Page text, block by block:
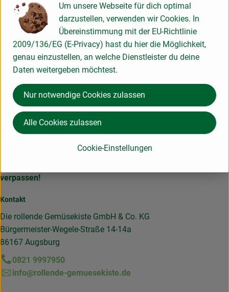
D 84453 Mühldorf
Kontrollnummer D-BY-M-13-2111-BC
zur WebSite
(Daten von Ecoinform)
Byodo
verpassen!
Kontakt
Die rollende Gemüsekiste GmbH & Co. KG
Bürgermeister-Wegele-Straße 14-14a
86167 Augsburg
0821 9997950
info@rollende-gemuesekiste.de
Um unsere Webseite für dich optimal
darzustellen, verwenden wir Cookies. In
Übereinstimmung mit der EU-Richtlinie
2009/136/EG (E-Privacy) hast du hier die Möglichkeit,
genau einzustellen, an welche Dienstleister du deine
Daten weitergeben möchtest.
Cookie-Einstellungen
Nur notwendige Cookies zulassen
Alle Cookies zulassen